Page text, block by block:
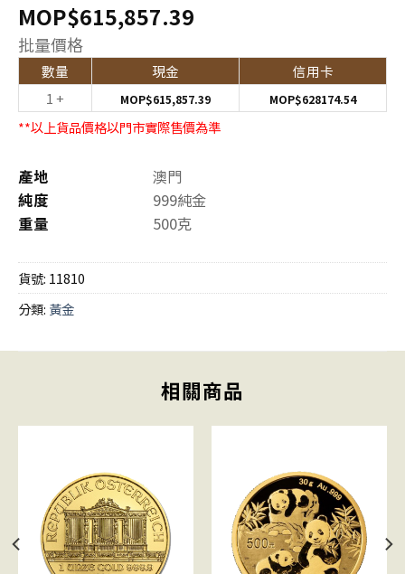
MOP$615,857.39
批量價格
數量 現金
信用卡
1 +
MOP$615,857.39 MOP$628174.54
**以上貨品價格以門市實際售價為準
產地
澳門
純度
999純金
重量
500克
貨號: 11810
分類: 黃金
相關商品